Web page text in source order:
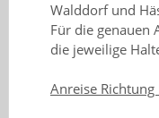
Walddorf und
Für die genauen
die jeweilige
Anreise Richtung